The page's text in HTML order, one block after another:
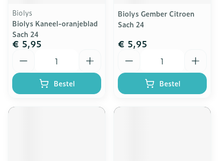
Biolys
Biolys Kaneel-oranjeblad
Sach 24
€ 5,95
Bestel
Biolys Gember Citroen
Sach 24
€ 5,95
Bestel